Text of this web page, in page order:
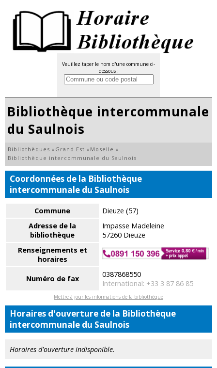
Veuillez taper le nom d'une commune ci-
dessous :
Bibliothèque intercommunale
du Saulnois
Bibliothèques » Grand Est » Moselle »
Bibliothèque intercommunale du Saulnois
Coordonnées de la Bibliothèque
intercommunale du Saulnois
Commune
Dieuze (57)
Adresse de la
bibliothèque
Impasse Madeleine
57260 Dieuze
Renseignements et
horaires
Numéro de fax
0387868550
International: +33 3 87 86 85
Mettre à jour les informations de la bibliothèque
Horaires d'ouverture de la Bibliothèque
intercommunale du Saulnois
Horaires d'ouverture indisponible.